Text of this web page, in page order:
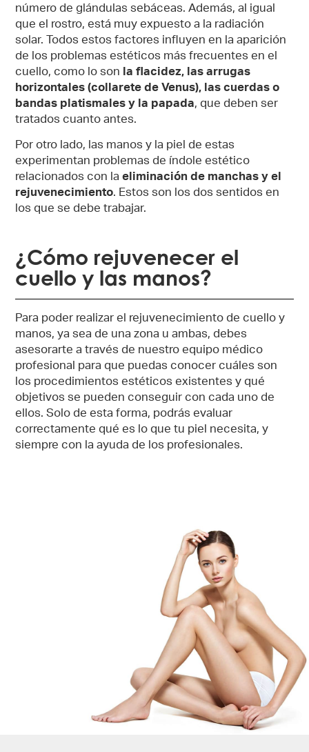
número de glándulas sebáceas. Además, al igual
que el rostro, está muy expuesto a la radiación
solar. Todos estos factores influyen en la aparición
de los problemas estéticos más frecuentes en el
cuello, como lo son la flacidez, las arrugas
horizontales (collarete de Venus), las cuerdas o
bandas platismales y la papada, que deben ser
tratados cuanto antes.
Por otro lado, las manos y la piel de estas
experimentan problemas de índole estético
relacionados con la eliminación de manchas y el
rejuvenecimiento. Estos son los dos sentidos en
los que se debe trabajar.
¿Cómo rejuvenecer el
cuello​ y las manos?
Para poder realizar el rejuvenecimiento de cuello y
manos, ya sea de una zona u ambas, debes
asesorarte a través de nuestro equipo médico
profesional para que puedas conocer cuáles son
los procedimientos estéticos existentes y qué
objetivos se pueden conseguir con cada uno de
ellos. Solo de esta forma, podrás evaluar
correctamente qué es lo que tu piel necesita, y
siempre con la ayuda de los profesionales.